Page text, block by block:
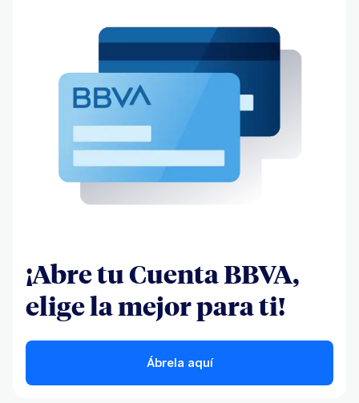
¡Abre tu Cuenta BBVA,
elige la mejor para ti!
Ábrela aquí